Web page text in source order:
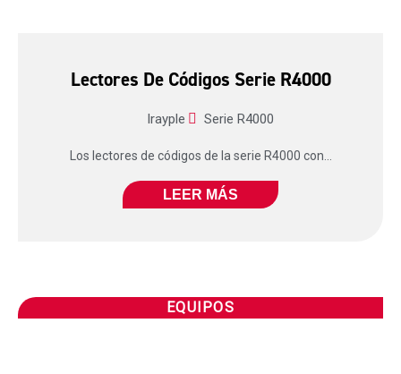
Lectores De Códigos Serie R4000
Irayple Serie R4000
Los lectores de códigos de la serie R4000 con...
LEER MÁS
EQUIPOS